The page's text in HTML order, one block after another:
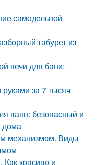
самодельной
табурет из
печи для бани:
за 7 тысяч
ванн: безопасный и
дома
механизмом. Виды
красиво и